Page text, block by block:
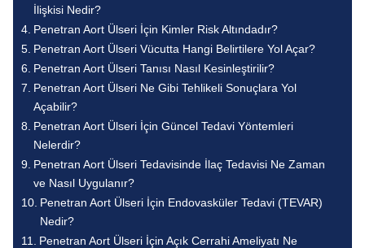
İlişkisi Nedir?
Penetran Aort Ülseri İçin Kimler Risk Altındadır?
Penetran Aort Ülseri Vücutta Hangi Belirtilere Yol Açar?
Penetran Aort Ülseri Tanısı Nasıl Kesinleştirilir?
Penetran Aort Ülseri Ne Gibi Tehlikeli Sonuçlara Yol
Açabilir?
Penetran Aort Ülseri İçin Güncel Tedavi Yöntemleri
Nelerdir?
Penetran Aort Ülseri Tedavisinde İlaç Tedavisi Ne Zaman
ve Nasıl Uygulanır?
Penetran Aort Ülseri İçin Endovasküler Tedavi (TEVAR)
Nedir?
Penetran Aort Ülseri İçin Açık Cerrahi Ameliyatı Ne